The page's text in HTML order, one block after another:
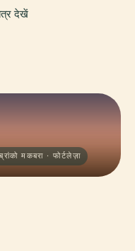
देखें
मकबरा · फोर्टलेज़ा